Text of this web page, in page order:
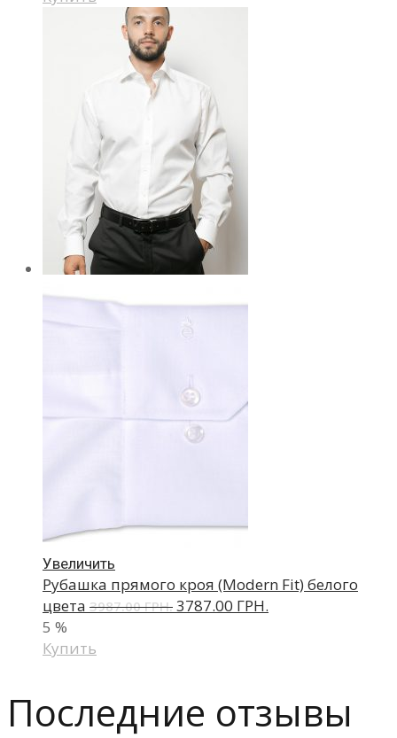
Увеличить
Рубашка прямого кроя (Modern Fit) белого
цвета 3987.00 ГРН. 3787.00 ГРН.
5 %
Купить
Последние отзывы